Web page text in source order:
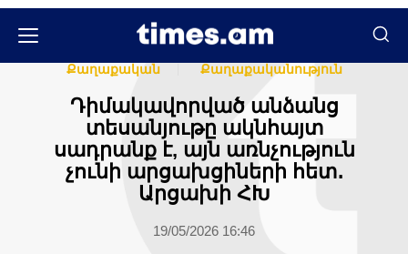
Քաղաքական
Քաղաքականություն
Դիմակավորված անձանց
տեսանյութը ակնհայտ
սադրանք է, այն առնչություն
չունի արցախցիների հետ․
Արցախի ՀԽ
19/05/2026 16:46